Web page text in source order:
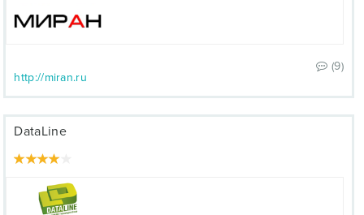
(9)
http://miran.ru
DataLine